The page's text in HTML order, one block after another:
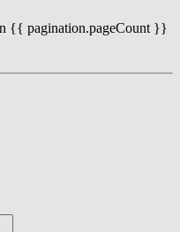
{{ pagination.pageCount }}